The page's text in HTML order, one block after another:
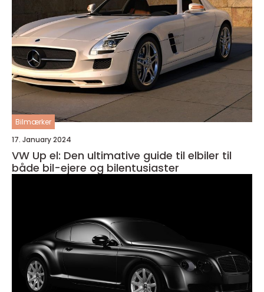
Bilmærker
17. January 2024
VW Up el: Den ultimative guide til elbiler til
både bil-ejere og bilentusiaster